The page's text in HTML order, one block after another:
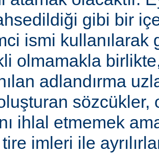
gibi bir
ismi kullanılarak
olmamakla
adlandırma
sözcükler,
ihlal etmemek
imleri ile